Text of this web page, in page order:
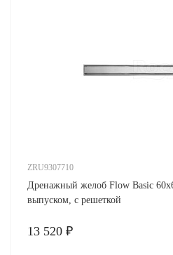
ZRU9307710
Дренажный желоб Flow Basic
выпуском, с решеткой
13 520 ₽